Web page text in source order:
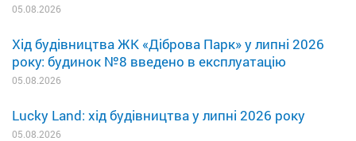
05.08.2026
Хід будівництва ЖК «Діброва Парк» у липні 2026
року: будинок №8 введено в експлуатацію
05.08.2026
Lucky Land: хід будівництва у липні 2026 року
05.08.2026